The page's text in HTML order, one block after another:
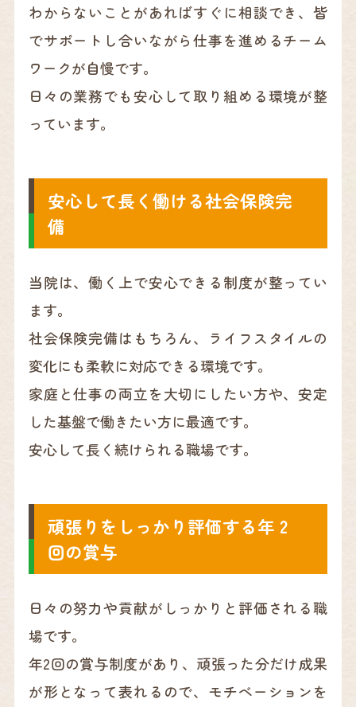
わからないことがあればすぐに相談でき、皆
でサポートし合いながら仕事を進めるチーム
ワークが自慢です。
日々の業務でも安心して取り組める環境が整
っています。
安心して長く働ける社会保険完
備
当院は、働く上で安心できる制度が整ってい
ます。
社会保険完備はもちろん、ライフスタイルの
変化にも柔軟に対応できる環境です。
家庭と仕事の両立を大切にしたい方や、安定
した基盤で働きたい方に最適です。
安心して長く続けられる職場です。
頑張りをしっかり評価する年 2
回の賞与
日々の努力や貢献がしっかりと評価される職
場です。
年2回の賞与制度があり、頑張った分だけ成果
が形となって表れるので、モチベーションを